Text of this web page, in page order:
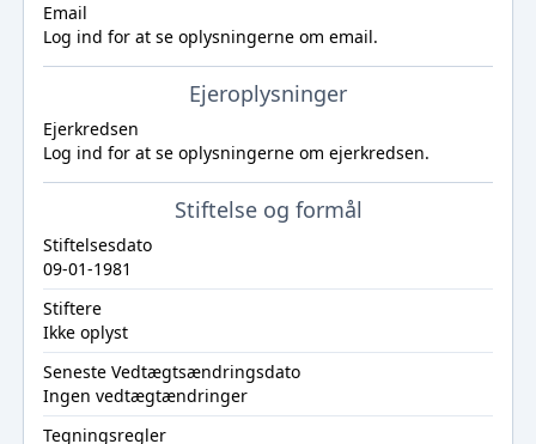
Email
Log ind for at se oplysningerne om email.
Ejeroplysninger
Ejerkredsen
Log ind for at se oplysningerne om ejerkredsen.
Stiftelse og formål
Stiftelsesdato
09-01-1981
Stiftere
Ikke oplyst
Seneste Vedtægtsændringsdato
Ingen vedtægtændringer
Tegningsregler